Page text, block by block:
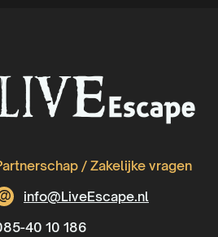
/ Zakelijke vragen
info@LiveEscape.nl
40 10 186